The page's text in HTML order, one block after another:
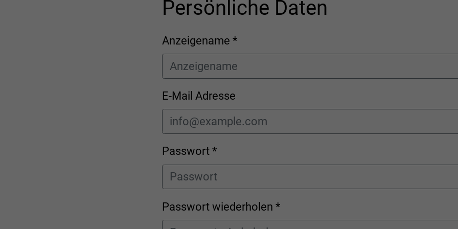
Persönliche Daten
Anzeigename *
E-Mail Adresse
Passwort *
Passwort wiederholen *